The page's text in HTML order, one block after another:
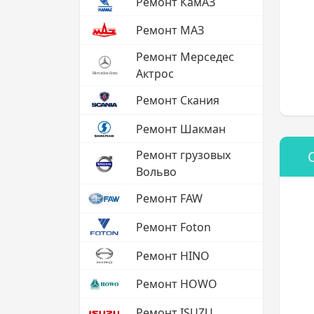
Ремонт МАЗ
Ремонт Мерседес
Актрос
Ремонт Скания
Ремонт Шакман
Ремонт грузовых
Вольво
Ремонт FAW
Ремонт Foton
Ремонт HINO
Ремонт HOWO